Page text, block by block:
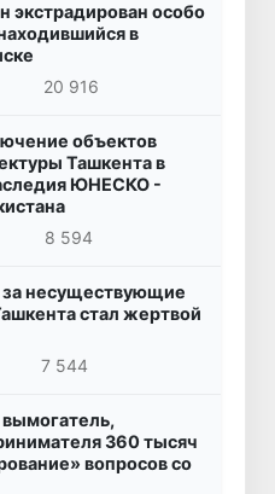
экстрадирован особо
в
20 916
объектов
Ташкента в
ЮНЕСКО -
8 594
за несуществующие
стал жертвой
7 544
360 тысяч
вопросов со